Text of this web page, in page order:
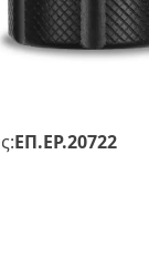
ΕΠ.ΕΡ.20722